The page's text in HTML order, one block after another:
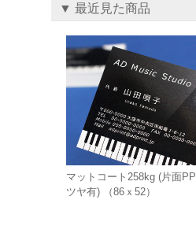
▼ 最近見た商品
マットコート258kg (片面PP
ツヤ有) （86ｘ52）